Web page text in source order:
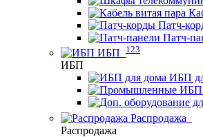
Патч-
Патч-
ИБП
123
ИБП
ИБП
Распродажа
Распродажа